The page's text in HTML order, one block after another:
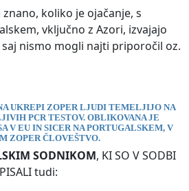
koliko je ojačanje, s
vključno z Azori, izvajajo
saj nismo mogli najti priporočil oz.
UKREPI ZOPER LJUDI TEMELJIJO NA
PCR TESTOV. OBLIKOVANA JE
V EU IN SICER NA PORTUGALSKEM, V
ZOPER ČLOVEŠTVO.
SODNIKOM, KI SO V SODBI
tudi: